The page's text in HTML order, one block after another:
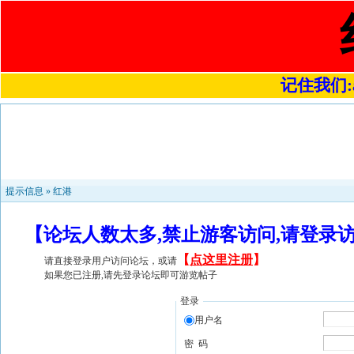
记住我们
提示信息 » 红港
【论坛人数太多,禁止游客访问,请登
请直接登录用户访问论坛，或请 【 点这里注册】
如果您已注册,请先登录论坛即可游览帖子
登录
用户名
密 码